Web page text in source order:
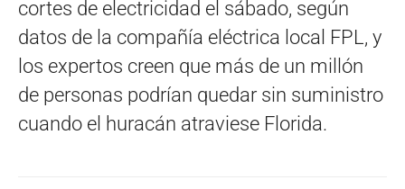
cortes de electricidad el sábado, según
datos de la compañía eléctrica local FPL, y
los expertos creen que más de un millón
de personas podrían quedar sin suministro
cuando el huracán atraviese Florida.